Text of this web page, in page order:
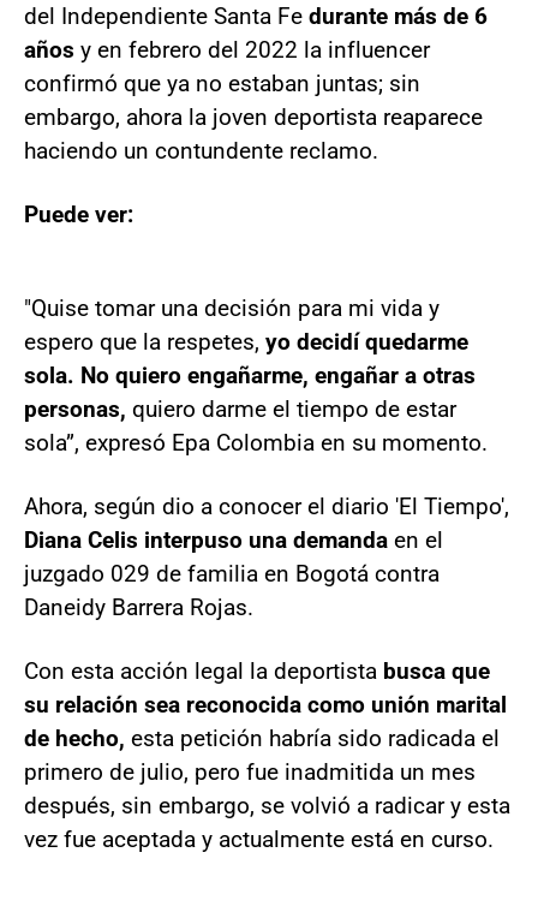
del Independiente Santa Fe durante más de 6
años y en febrero del 2022 la influencer
confirmó que ya no estaban juntas; sin
embargo, ahora la joven deportista reaparece
haciendo un contundente reclamo.
Puede ver:
"Quise tomar una decisión para mi vida y
espero que la respetes, yo decidí quedarme
sola. No quiero engañarme, engañar a otras
personas, quiero darme el tiempo de estar
sola”, expresó Epa Colombia en su momento.
Ahora, según dio a conocer el diario 'El Tiempo',
Diana Celis interpuso una demanda en el
juzgado 029 de familia en Bogotá contra
Daneidy Barrera Rojas.
Con esta acción legal la deportista busca que
su relación sea reconocida como unión marital
de hecho, esta petición habría sido radicada el
primero de julio, pero fue inadmitida un mes
después, sin embargo, se volvió a radicar y esta
vez fue aceptada y actualmente está en curso.